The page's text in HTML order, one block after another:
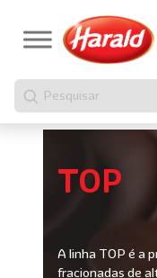
Pesquisar
TOP
A linha TOP é a
fracionadas de